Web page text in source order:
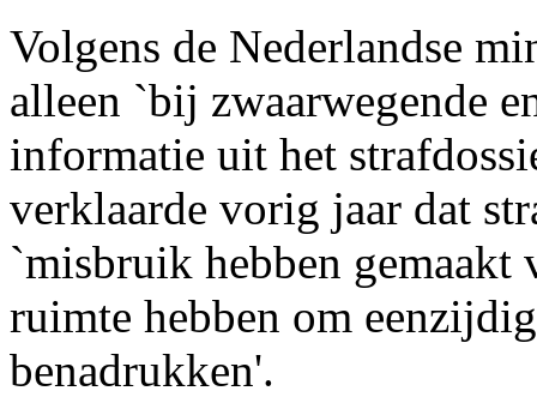
Volgens de Nederlandse
alleen `bij zwaarwegende
informatie uit het
verklaarde vorig jaar dat
`misbruik hebben gemaakt
ruimte hebben om
benadrukken'.